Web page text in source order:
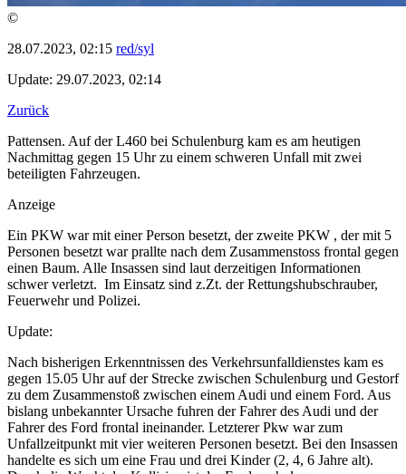
©
28.07.2023, 02:15 red/syl
Update: 29.07.2023, 02:14
Zurück
Pattensen. Auf der L460 bei Schulenburg kam es am heutigen
Nachmittag gegen 15 Uhr zu einem schweren Unfall mit zwei
beteiligten Fahrzeugen.
Anzeige
Ein PKW war mit einer Person besetzt, der zweite PKW , der mit 5
Personen besetzt war prallte nach dem Zusammenstoss frontal gegen
einen Baum. Alle Insassen sind laut derzeitigen Informationen
schwer verletzt. Im Einsatz sind z.Zt. der Rettungshubschrauber,
Feuerwehr und Polizei.
Update:
Nach bisherigen Erkenntnissen des Verkehrsunfalldienstes kam es
gegen 15.05 Uhr auf der Strecke zwischen Schulenburg und Gestorf
zu dem Zusammenstoß zwischen einem Audi und einem Ford. Aus
bislang unbekannter Ursache fuhren der Fahrer des Audi und der
Fahrer des Ford frontal ineinander. Letzterer Pkw war zum
Unfallzeitpunkt mit vier weiteren Personen besetzt. Bei den Insassen
handelte es sich um eine Frau und drei Kinder (2, 4, 6 Jahre alt).